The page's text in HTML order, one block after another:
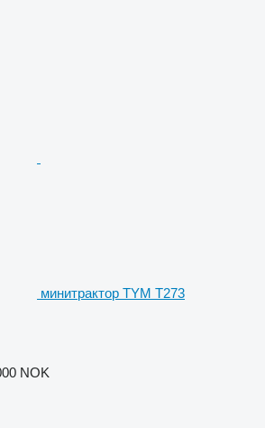
минитрактор TYM T273
NOK